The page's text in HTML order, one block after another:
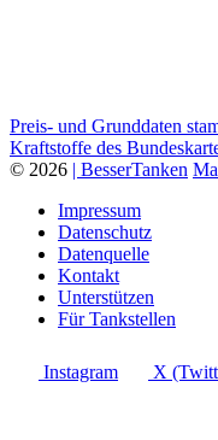
Preis- und Grunddaten
Kraftstoffe des
© 2026 | BesserTanken
Impressum
Datenschutz
Datenquelle
Kontakt
Unterstützen
Für Tankstellen
Instagram X